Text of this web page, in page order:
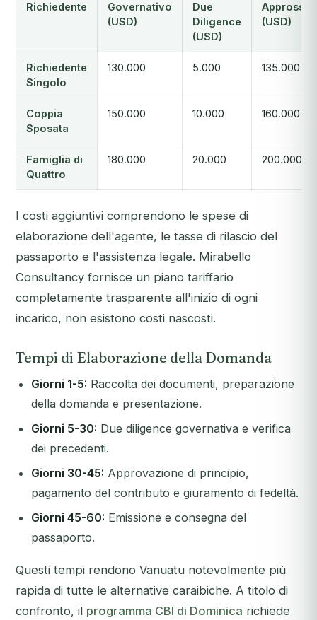
Richiedente
Governativo
(USD)
Due
Diligence
(USD)
(USD)
Richiedente
Singolo
130.000 5.000 135.000+
Coppia
Sposata
150.000 10.000 160.000+
Famiglia di
Quattro
180.000 20.000 200.000+
I costi aggiuntivi comprendono le spese di
elaborazione dell'agente, le tasse di rilascio del
passaporto e l'assistenza legale. Mirabello
Consultancy fornisce un piano tariffario
completamente trasparente all'inizio di ogni
incarico, non esistono costi nascosti.
Tempi di Elaborazione della Domanda
Giorni 1-5: Raccolta dei documenti, preparazione
della domanda e presentazione.
Giorni 5-30: Due diligence governativa e verifica
dei precedenti.
Giorni 30-45: Approvazione di principio,
pagamento del contributo e giuramento di fedeltà.
Giorni 45-60: Emissione e consegna del
passaporto.
Questi tempi rendono Vanuatu notevolmente più
rapida di tutte le alternative caraibiche. A titolo di
confronto, il programma CBI di Dominica richiede